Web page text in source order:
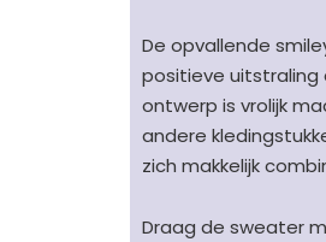
De opvallende
positieve uitstraling
ontwerp is vrolijk
andere
zich makkelijk
Draag de sweater